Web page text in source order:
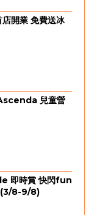
開業 免費送冰
兒童營
即時賞 快閃fun
(3/8-9/8)